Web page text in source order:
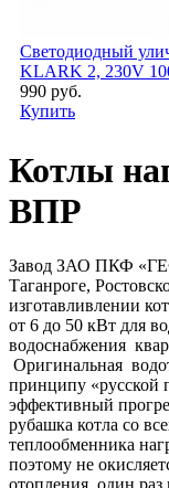
Светодиодный
KLARK 2, 230V
990 руб.
Купить
Котлы
ВПР
Завод ЗАО ПКФ
Таганроге,
изготавливлении
от 6 до 50 кВт для
водоснабжения
Оригинальная
принципу «русской
эффективный
рубашка котла со
теплообменника
поэтому не
отопления, один раз